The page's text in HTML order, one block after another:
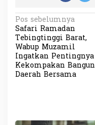
N
a
v
i
g
Pos sebelumnya
Safari Ramadan
Tebingtinggi Barat,
Wabup Muzamil
Ingatkan Pentingnya
Kekompakan Bangun
Daerah Bersama